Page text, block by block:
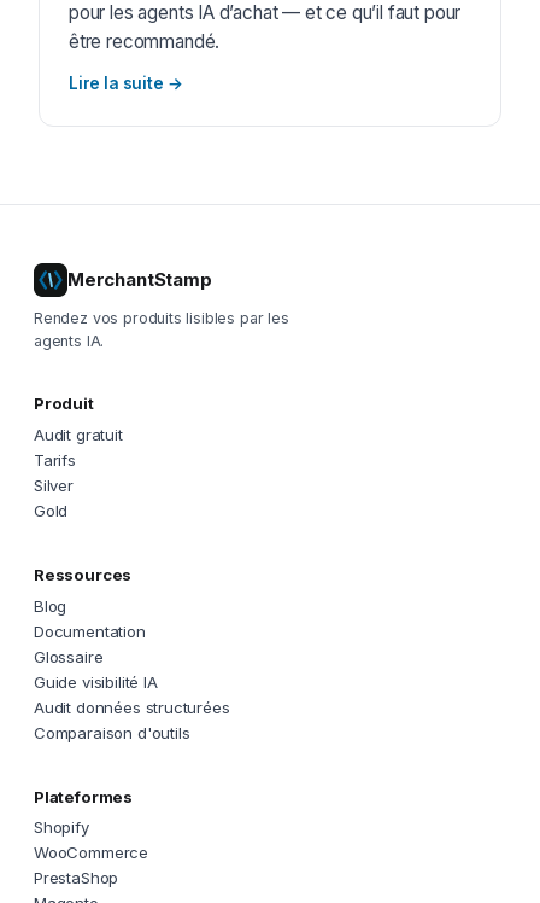
pour les agents IA d’achat — et ce qu’il faut pour
être recommandé.
Lire la suite →
MerchantStamp
Rendez vos produits lisibles par les
agents IA.
Produit
Audit gratuit
Tarifs
Silver
Gold
Ressources
Blog
Documentation
Glossaire
Guide visibilité IA
Audit données structurées
Comparaison d'outils
Plateformes
Shopify
WooCommerce
PrestaShop